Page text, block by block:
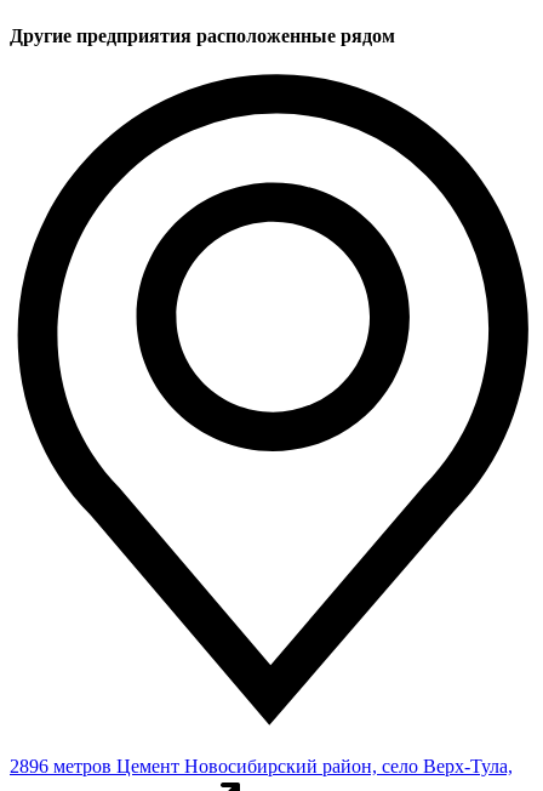
Другие предприятия расположенные рядом
2896 метров Цемент Новосибирский район, село Верх-Тула,